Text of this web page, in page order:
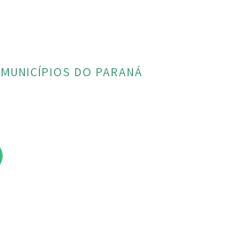
MUNICÍPIOS DO PARANÁ